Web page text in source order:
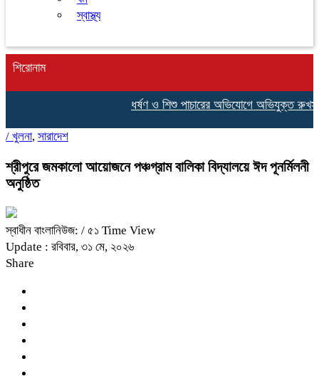
স্বাস্থ্য
শিরোনাম
ধর্ষণ ও শিশু পাচারের অভিযোগে অভিযুক্ত
/ খুলনা, সারাদেশ
শ্রীপুরে জমকালো আয়োজনে পঞ্চগ্রাম বালিকা বিদ্যালয়ে ঈদ পূনর্মিলনী
অনুষ্ঠিত
স্বাধীন বাংলানিউজ: / ৫১ Time View
Update : রবিবার, ৩১ মে, ২০২৬
Share